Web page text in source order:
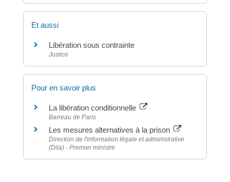
Et aussi
Libération sous contrainte
Justice
Pour en savoir plus
La libération conditionnelle
Barreau de Paris
Les mesures alternatives à la prison
Direction de l'information légale et administrative
(Dila) - Premier ministre